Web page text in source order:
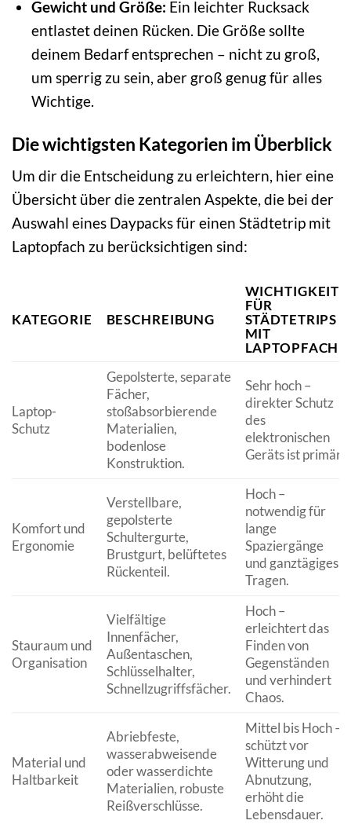
Gewicht und Größe: Ein leichter Rucksack
entlastet deinen Rücken. Die Größe sollte
deinem Bedarf entsprechen – nicht zu groß,
um sperrig zu sein, aber groß genug für alles
Wichtige.
Die wichtigsten Kategorien im Überblick
Um dir die Entscheidung zu erleichtern, hier eine
Übersicht über die zentralen Aspekte, die bei der
Auswahl eines Daypacks für einen Städtetrip mit
Laptopfach zu berücksichtigen sind:
KATEGORIE BESCHREIBUNG
WICHTIGKEIT
FÜR
STÄDTETRIPS
MIT
LAPTOPFACH
Laptop-
Schutz
Gepolsterte, separate
Fächer,
stoßabsorbierende
Materialien,
bodenlose
Konstruktion.
Sehr hoch –
direkter Schutz
des
elektronischen
Geräts ist primär.
Komfort und
Ergonomie
Verstellbare,
gepolsterte
Schultergurte,
Brustgurt, belüftetes
Rückenteil.
Hoch –
notwendig für
lange
Spaziergänge
und ganztägiges
Tragen.
Stauraum und
Organisation
Vielfältige
Innenfächer,
Außentaschen,
Schlüsselhalter,
Schnellzugriffsfächer.
Hoch –
erleichtert das
Finden von
Gegenständen
und verhindert
Chaos.
Material und
Haltbarkeit
Abriebfeste,
wasserabweisende
oder wasserdichte
Materialien, robuste
Reißverschlüsse.
Mittel bis Hoch –
schützt vor
Witterung und
Abnutzung,
erhöht die
Lebensdauer.